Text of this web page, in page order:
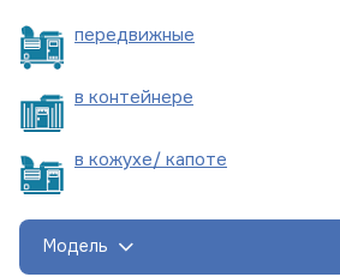
передвижные
в контейнере
в кожухе/ капоте
Модель